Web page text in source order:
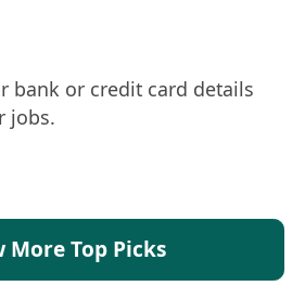
bank or credit card details
jobs.
More Top Picks